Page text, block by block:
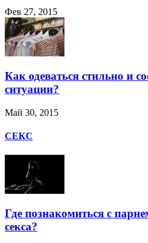
Фев 27, 2015
Как одеваться стильно и
ситуации?
Май 30, 2015
СЕКС
Где познакомиться с
секса?